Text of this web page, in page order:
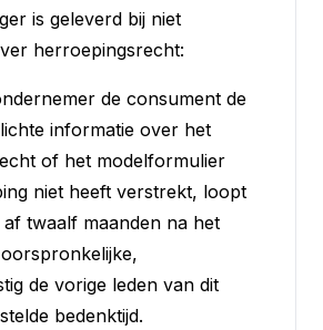
is geleverd bij niet
herroepingsrecht:
de consument de
informatie over het
of het modelformulier
niet heeft verstrekt, loopt
af twaalf maanden na het
de vorige leden van dit
bedenktijd.